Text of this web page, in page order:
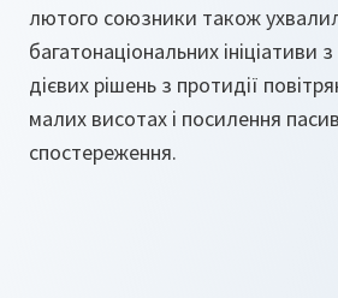
лютого союзники також
багатонаціональних ініціативи
дієвих рішень з протидії
малих висотах і посилення
спостереження.